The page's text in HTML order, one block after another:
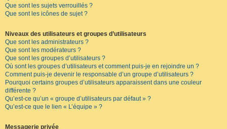
Que sont les sujets verrouillés ?
Que sont les icônes de sujet ?
Niveaux des utilisateurs et groupes d’utilisateurs
Que sont les administrateurs ?
Que sont les modérateurs ?
Que sont les groupes d’utilisateurs ?
Où sont les groupes d’utilisateurs et comment puis-je en rejoindre un ?
Comment puis-je devenir le responsable d’un groupe d’utilisateurs ?
Pourquoi certains groupes d’utilisateurs apparaissent dans une couleur
différente ?
Qu’est-ce qu’un « groupe d’utilisateurs par défaut » ?
Qu’est-ce que le lien « L’équipe » ?
Messagerie privée